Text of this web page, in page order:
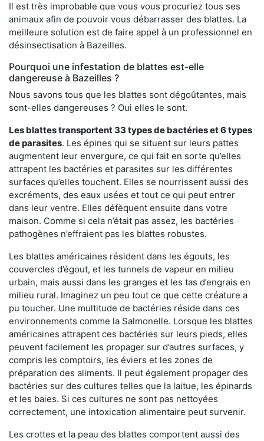
Il est très improbable que vous vous procuriez tous ses
animaux afin de pouvoir vous débarrasser des blattes. La
meilleure solution est de faire appel à un professionnel en
désinsectisation à Bazeilles.
Pourquoi une infestation de blattes est-elle
dangereuse à Bazeilles ?
Nous savons tous que les blattes sont dégoûtantes, mais
sont-elles dangereuses ? Oui elles le sont.
Les blattes transportent 33 types de bactéries et 6 types
de parasites. Les épines qui se situent sur leurs pattes
augmentent leur envergure, ce qui fait en sorte qu’elles
attrapent les bactéries et parasites sur les différentes
surfaces qu’elles touchent. Elles se nourrissent aussi des
excréments, des eaux usées et tout ce qui peut entrer
dans leur ventre. Elles défèquent ensuite dans votre
maison. Comme si cela n’était pas assez, les bactéries
pathogènes n’effraient pas les blattes robustes.
Les blattes américaines résident dans les égouts, les
couvercles d’égout, et les tunnels de vapeur en milieu
urbain, mais aussi dans les granges et les tas d’engrais en
milieu rural. Imaginez un peu tout ce que cette créature a
pu toucher. Une multitude de bactéries réside dans ces
environnements comme la Salmonelle. Lorsque les blattes
américaines attrapent ces bactéries sur leurs pieds, elles
peuvent facilement les propager sur d’autres surfaces, y
compris les comptoirs, les éviers et les zones de
préparation des aliments. Il peut également propager des
bactéries sur des cultures telles que la laitue, les épinards
et les baies. Si ces cultures ne sont pas nettoyées
correctement, une intoxication alimentaire peut survenir.
Les crottes et la peau des blattes comportent aussi des